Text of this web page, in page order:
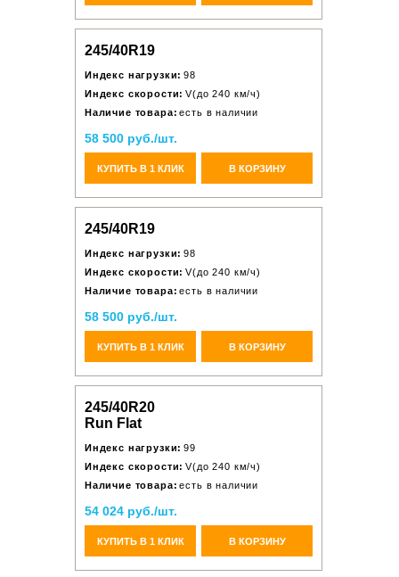
245/40R19
Индекс нагрузки: 98
Индекс скорости: V(до 240 км/ч)
Наличие товара: есть в наличии
58 500 руб./шт.
КУПИТЬ В 1 КЛИК В КОРЗИНУ
245/40R19
Индекс нагрузки: 98
Индекс скорости: V(до 240 км/ч)
Наличие товара: есть в наличии
58 500 руб./шт.
КУПИТЬ В 1 КЛИК В КОРЗИНУ
245/40R20
Run Flat
Индекс нагрузки: 99
Индекс скорости: V(до 240 км/ч)
Наличие товара: есть в наличии
54 024 руб./шт.
КУПИТЬ В 1 КЛИК В КОРЗИНУ